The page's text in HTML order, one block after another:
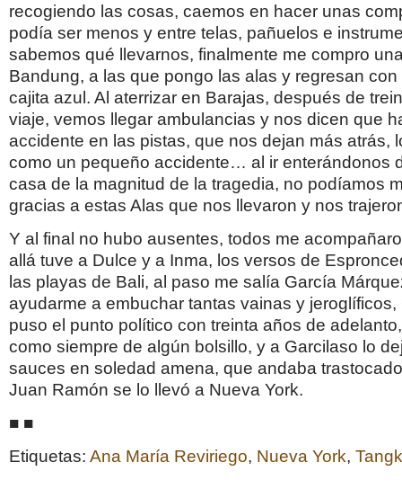
recogiendo las cosas, caemos en hacer unas
podía ser menos y entre telas, pañuelos e
sabemos qué llevarnos, finalmente me compro
Bandung, a las que pongo las alas y regresan
cajita azul. Al aterrizar en Barajas, después de
viaje, vemos llegar ambulancias y nos dicen que
accidente en las pistas, que nos dejan más atrás,
como un pequeño accidente… al ir enterándonos
casa de la magnitud de la tragedia, no podíamos
gracias a estas Alas que nos llevaron y nos
Y al final no hubo ausentes, todos me
allá tuve a Dulce y a Inma, los versos de
las playas de Bali, al paso me salía García
ayudarme a embuchar tantas vainas y jeroglíficos,
puso el punto político con treinta años de
como siempre de algún bolsillo, y a Garcilaso lo
sauces en soledad amena, que andaba
Juan Ramón se lo llevó a Nueva York.
■ ■
Etiquetas: Ana María Reviriego, Nueva York,